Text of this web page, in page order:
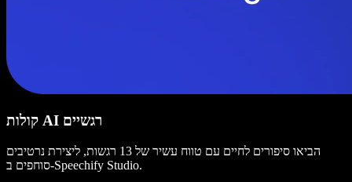
קולות AI רגשיים
הביאו סיפורים לחיים עם טווח עשיר של 13 רגשות, ליצירת נרטיבים
סוחפים ב-Speechify Studio.